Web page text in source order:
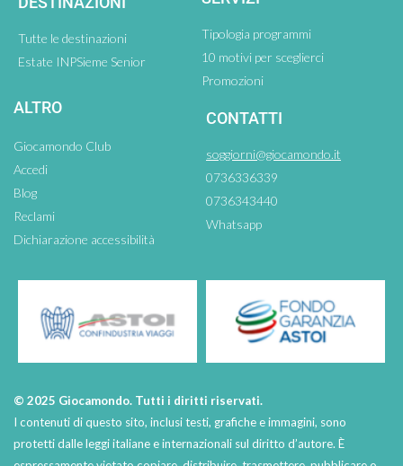
Tutte le destinazioni
Estate INPSieme Senior
Tipologia programmi
10 motivi per sceglierci
Promozioni
ALTRO
Giocamondo Club
Accedi
Blog
Reclami
Dichiarazione accessibilità
CONTATTI
soggiorni@giocamondo.it
0736336339
0736343440
Whatsapp
© 2025 Giocamondo. Tutti i diritti riservati.
I contenuti di questo sito, inclusi testi, grafiche e immagini, sono
protetti dalle leggi italiane e internazionali sul diritto d’autore. È